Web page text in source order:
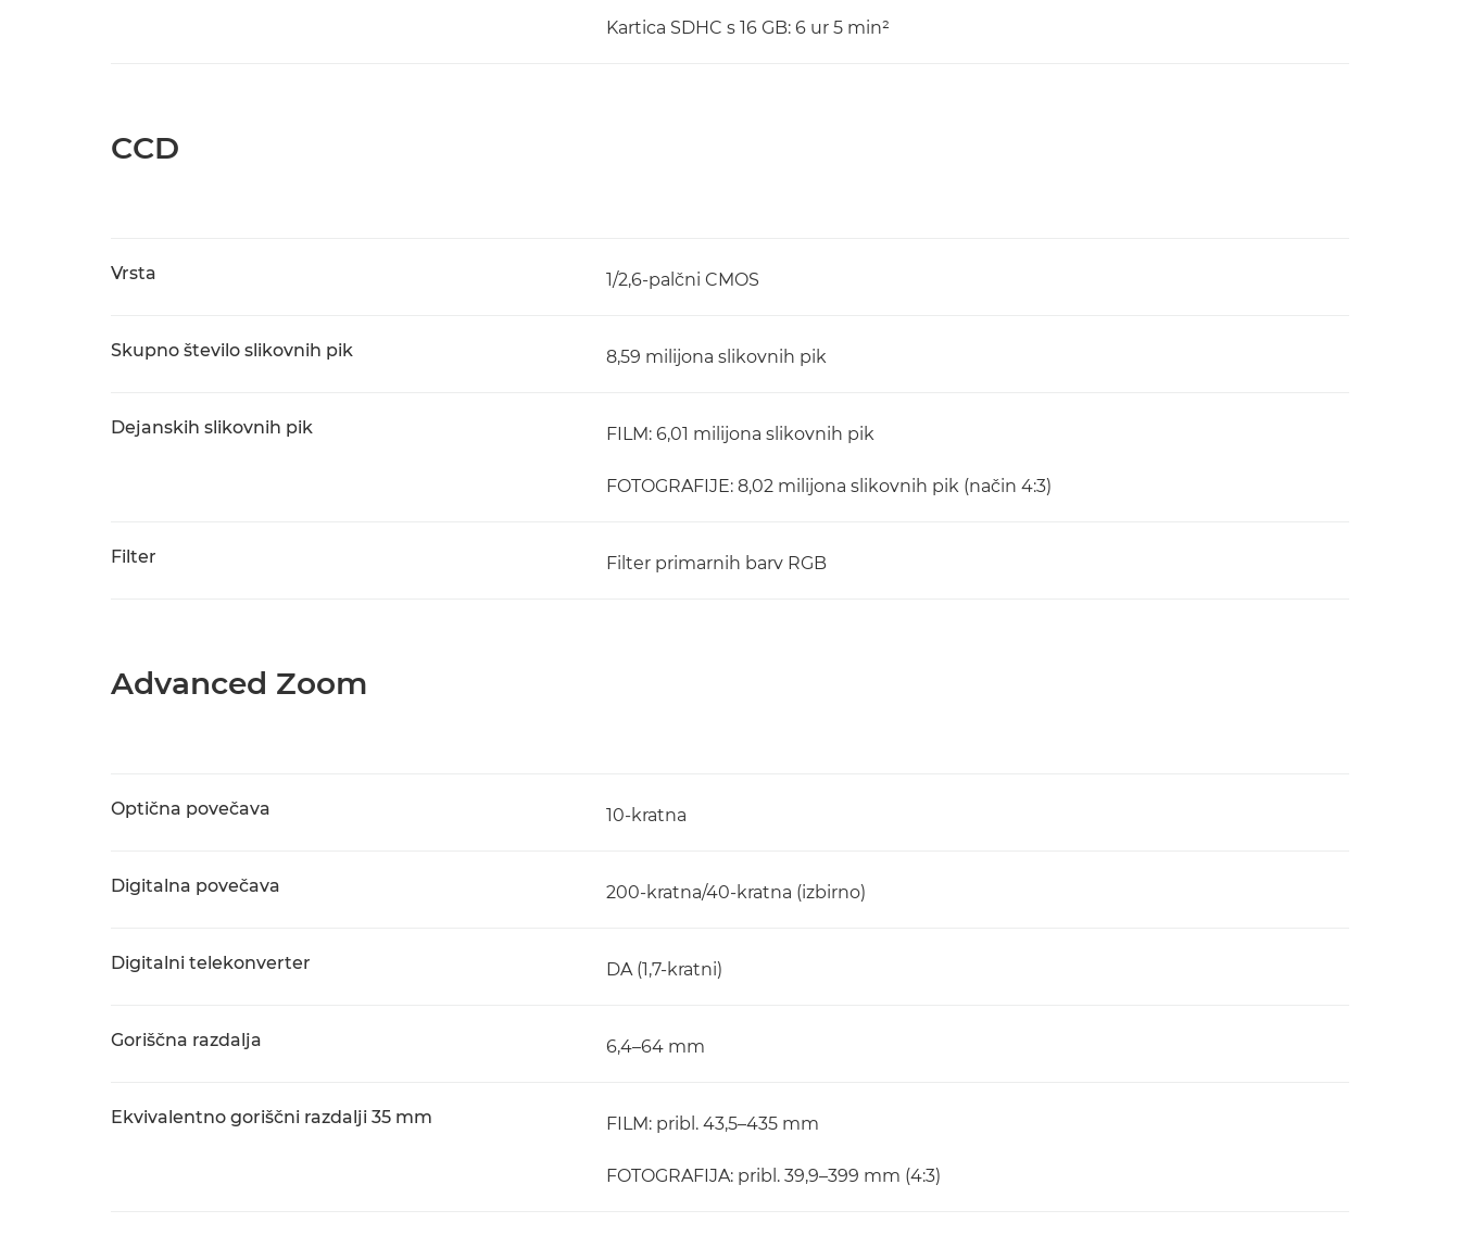
Kartica SDHC s 16 GB: 6 ur 5 min²
CCD
Vrsta 1/2,6-palčni CMOS
Skupno število slikovnih pik 8,59 milijona slikovnih pik
Dejanskih slikovnih pik FILM: 6,01 milijona slikovnih pik
FOTOGRAFIJE: 8,02 milijona slikovnih pik (način 4:3)
Filter Filter primarnih barv RGB
Advanced Zoom
Optična povečava 10-kratna
Digitalna povečava 200-kratna/40-kratna (izbirno)
Digitalni telekonverter DA (1,7-kratni)
Goriščna razdalja 6,4–64 mm
Ekvivalentno goriščni razdalji 35 mm FILM: pribl. 43,5–435 mm
FOTOGRAFIJA: pribl. 39,9–399 mm (4:3)